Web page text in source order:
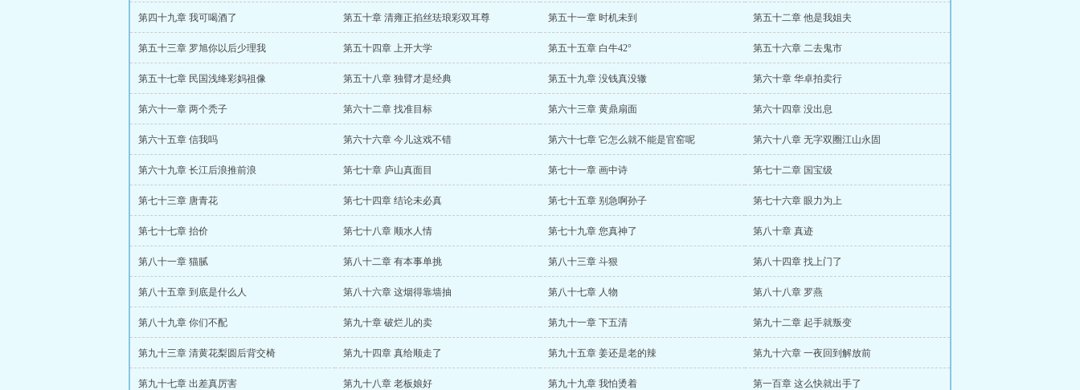
第四十九章 我可喝酒了 第五十章 清雍正掐丝珐琅彩双耳尊 第五十一章 时机未到 第五十二章 他是我姐夫
第五十三章 罗旭你以后少理我 第五十四章 上开大学 第五十五章 白牛42° 第五十六章 二去鬼市
第五十七章 民国浅绛彩妈祖像 第五十八章 独臂才是经典 第五十九章 没钱真没辙 第六十章 华卓拍卖行
第六十一章 两个秃子 第六十二章 找准目标 第六十三章 黄鼎扇面 第六十四章 没出息
第六十五章 信我吗 第六十六章 今儿这戏不错 第六十七章 它怎么就不能是官窑呢 第六十八章 无字双圈江山永固
第六十九章 长江后浪推前浪 第七十章 庐山真面目 第七十一章 画中诗 第七十二章 国宝级
第七十三章 唐青花 第七十四章 结论未必真 第七十五章 别急啊孙子 第七十六章 眼力为上
第七十七章 抬价 第七十八章 顺水人情 第七十九章 您真神了 第八十章 真迹
第八十一章 猫腻 第八十二章 有本事单挑 第八十三章 斗狠 第八十四章 找上门了
第八十五章 到底是什么人 第八十六章 这烟得靠墙抽 第八十七章 人物 第八十八章 罗燕
第八十九章 你们不配 第九十章 破烂儿的卖 第九十一章 下五清 第九十二章 起手就叛变
第九十三章 清黄花梨圆后背交椅 第九十四章 真给顺走了 第九十五章 姜还是老的辣 第九十六章 一夜回到解放前
第九十七章 出差真厉害 第九十八章 老板娘好 第九十九章 我怕烫着 第一百章 这么快就出手了